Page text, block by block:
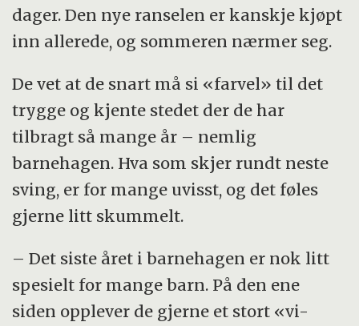
dager. Den nye ranselen er kanskje kjøpt
inn allerede, og sommeren nærmer seg.
De vet at de snart må si «farvel» til det
trygge og kjente stedet der de har
tilbragt så mange år – nemlig
barnehagen. Hva som skjer rundt neste
sving, er for mange uvisst, og det føles
gjerne litt skummelt.
– Det siste året i barnehagen er nok litt
spesielt for mange barn. På den ene
siden opplever de gjerne et stort «vi-